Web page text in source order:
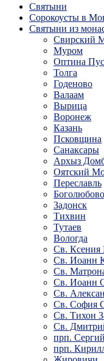
Святыни
Сорокоусты в
Святыни из
Свирский
Муром
Оптина
Толга
Годеново
Валаам
Вырица
Воронеж
Казань
Псковщина
Санаксары
Архыз
Оятский
Переславль
Боголюбово
Задонск
Тихвин
Тутаев
Вологда
Св. Ксения
Св. Иоанн
Св.
Св. Иоанн
Св.
Св. София
Св. Тихон
Св.
прп.
прп.